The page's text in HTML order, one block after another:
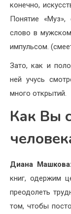
конечно,
Понятие
слово в
импульсом.
Зато, как и
ней учусь
много открытий.
Как Вы
Диана Машкова:
книг, одержим
преодолеть
том, чтобы